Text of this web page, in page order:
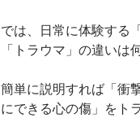
では、日常に体験する
「トラウマ」の違いは
簡単に説明すれば「衝
にできる心の傷」をト